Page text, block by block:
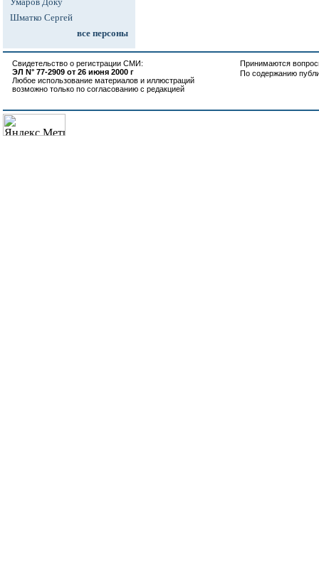
Шматко Сергей
все персоны
Свидетельство о регистрации СМИ:
ЭЛ N° 77-2909 от 26 июня 2000 г
Любое использование материалов и иллюстраций
возможно только по согласованию с редакцией
Принимаются
По содержанию